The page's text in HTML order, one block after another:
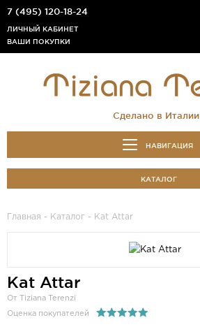
7 (495) 120-18-24
ЛИЧНЫЙ КАБИНЕТ
ВАШИ ПОКУПКИ
Сделано в Италии
НАВИГАЦИЯ
КАТАЛОГ
Главная - Каталог - Kat Attar
Kat Attar
От Tiziana Terenzi
Оценка покупателей